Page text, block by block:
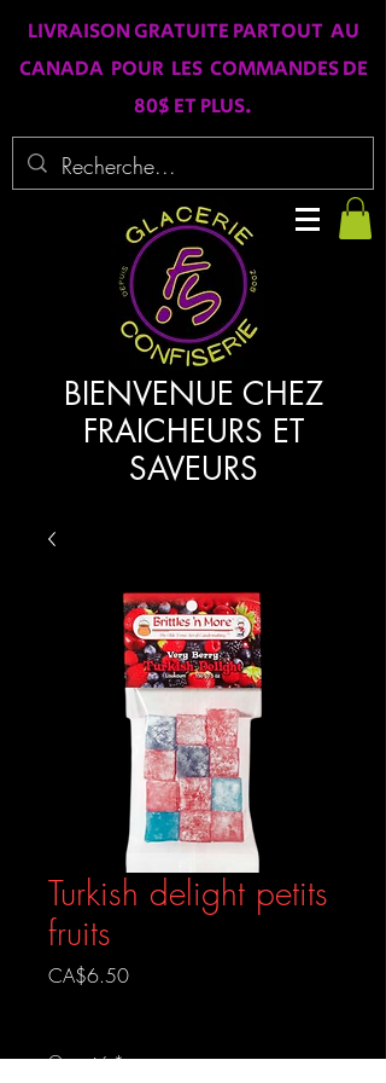
LIVRAISON GRATUITE PARTOUT AU
CANADA POUR LES COMMANDES DE
80$ ET PLUS.
BIENVENUE CHEZ
FRAICHEURS ET
SAVEURS
Turkish delight petits
fruits
CA$6.50Prix
Quantité *